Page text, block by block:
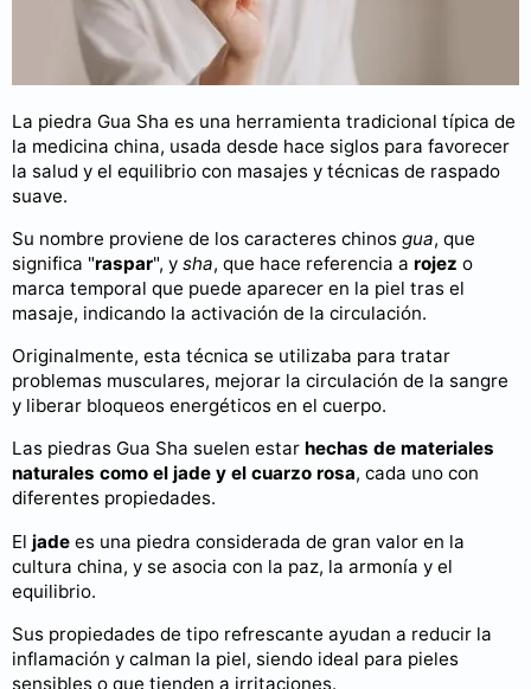
La piedra Gua Sha es una herramienta tradicional típica de
la medicina china, usada desde hace siglos para favorecer
la salud y el equilibrio con masajes y técnicas de raspado
suave.
Su nombre proviene de los caracteres chinos gua, que
significa "raspar", y sha, que hace referencia a rojez o
marca temporal que puede aparecer en la piel tras el
masaje, indicando la activación de la circulación.
Originalmente, esta técnica se utilizaba para tratar
problemas musculares, mejorar la circulación de la sangre
y liberar bloqueos energéticos en el cuerpo.
Las piedras Gua Sha suelen estar hechas de materiales
naturales como el jade y el cuarzo rosa, cada uno con
diferentes propiedades.
El jade es una piedra considerada de gran valor en la
cultura china, y se asocia con la paz, la armonía y el
equilibrio.
Sus propiedades de tipo refrescante ayudan a reducir la
inflamación y calman la piel, siendo ideal para pieles
sensibles o que tienden a irritaciones.